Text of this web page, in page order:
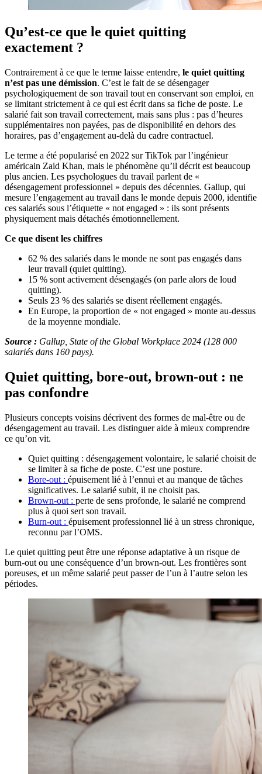
Qu’est-ce que le quiet quitting
exactement ?
Contrairement à ce que le terme laisse entendre, le quiet quitting
n’est pas une démission. C’est le fait de se désengager
psychologiquement de son travail tout en conservant son emploi, en
se limitant strictement à ce qui est écrit dans sa fiche de poste. Le
salarié fait son travail correctement, mais sans plus : pas d’heures
supplémentaires non payées, pas de disponibilité en dehors des
horaires, pas d’engagement au-delà du cadre contractuel.
Le terme a été popularisé en 2022 sur TikTok par l’ingénieur
américain Zaid Khan, mais le phénomène qu’il décrit est beaucoup
plus ancien. Les psychologues du travail parlent de «
désengagement professionnel » depuis des décennies. Gallup, qui
mesure l’engagement au travail dans le monde depuis 2000, identifie
ces salariés sous l’étiquette « not engaged » : ils sont présents
physiquement mais détachés émotionnellement.
Ce que disent les chiffres
62 % des salariés dans le monde ne sont pas engagés dans
leur travail (quiet quitting).
15 % sont activement désengagés (on parle alors de loud
quitting).
Seuls 23 % des salariés se disent réellement engagés.
En Europe, la proportion de « not engaged » monte au-dessus
de la moyenne mondiale.
Source : Gallup, State of the Global Workplace 2024 (128 000
salariés dans 160 pays).
Quiet quitting, bore-out, brown-out : ne
pas confondre
Plusieurs concepts voisins décrivent des formes de mal-être ou de
désengagement au travail. Les distinguer aide à mieux comprendre
ce qu’on vit.
Quiet quitting : désengagement volontaire, le salarié choisit de
se limiter à sa fiche de poste. C’est une posture.
Bore-out : épuisement lié à l’ennui et au manque de tâches
significatives. Le salarié subit, il ne choisit pas.
Brown-out : perte de sens profonde, le salarié ne comprend
plus à quoi sert son travail.
Burn-out : épuisement professionnel lié à un stress chronique,
reconnu par l’OMS.
Le quiet quitting peut être une réponse adaptative à un risque de
burn-out ou une conséquence d’un brown-out. Les frontières sont
poreuses, et un même salarié peut passer de l’un à l’autre selon les
périodes.